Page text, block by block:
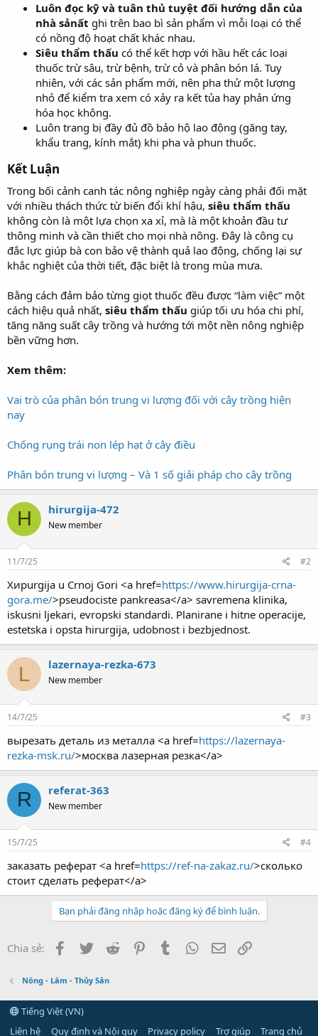
Luôn đọc kỹ và tuân thủ tuyệt đối hướng dẫn của
nhà sảnất ghi trên bao bì sản phẩm vì mỗi loại có thể
có nồng độ hoạt chất khác nhau.
Siêu thẩm thấu có thể kết hợp với hầu hết các loại
thuốc trừ sâu, trừ bệnh, trừ cỏ và phân bón lá. Tuy
nhiên, với các sản phẩm mới, nên pha thử một lượng
nhỏ để kiểm tra xem có xảy ra kết tủa hay phản ứng
hóa học không.
Luôn trang bị đầy đủ đồ bảo hộ lao động (găng tay,
khẩu trang, kính mắt) khi pha và phun thuốc.
Kết Luận
Trong bối cảnh canh tác nông nghiệp ngày càng phải đối mặt
với nhiều thách thức từ biến đổi khí hậu, siêu thẩm thấu
không còn là một lựa chọn xa xỉ, mà là một khoản đầu tư
thông minh và cần thiết cho mọi nhà nông. Đây là công cụ
đắc lực giúp bà con bảo vệ thành quả lao động, chống lại sự
khắc nghiệt của thời tiết, đặc biệt là trong mùa mưa.
Bằng cách đảm bảo từng giọt thuốc đều được “làm việc” một
cách hiệu quả nhất, siêu thẩm thấu giúp tối ưu hóa chi phí,
tăng năng suất cây trồng và hướng tới một nền nông nghiệp
bền vững hơn.
Xem thêm:
Vai trò của phân bón trung vi lượng đối với cây trồng hiện
nay
Chống rụng trái non lép hạt ở cây điều
Phân bón trung vi lượng – Và 1 số giải pháp cho cây trồng
H hirurgija-472
New member
11/7/25 #2
Хирurgija u Crnoj Gori <a href=https://www.hirurgija-crna-
gora.me/>pseudociste pankreasa</a> savremena klinika,
iskusni ljekari, evropski standardi. Planirane i hitne operacije,
estetska i opsta hirurgija, udobnost i bezbjednost.
L lazernaya-rezka-673
New member
14/7/25 #3
вырезать деталь из металла <a href=https://lazernaya-
rezka-msk.ru/>москва лазерная резка</a>
R referat-363
New member
15/7/25 #4
заказать реферат <a href=https://ref-na-zakaz.ru/>сколько
стоит сделать реферат</a>
Bạn phải đăng nhập hoặc đăng ký để bình luận.
Chia sẻ: Facebook
Twitter Reddit PinterestTumblr WhatsApp
Email
Nông - Lâm - Thủy Sản
Tiếng Việt (VN)
Liên hệ
Quy định và Nội quy Privacy policy Trợ giúp Trang chủ